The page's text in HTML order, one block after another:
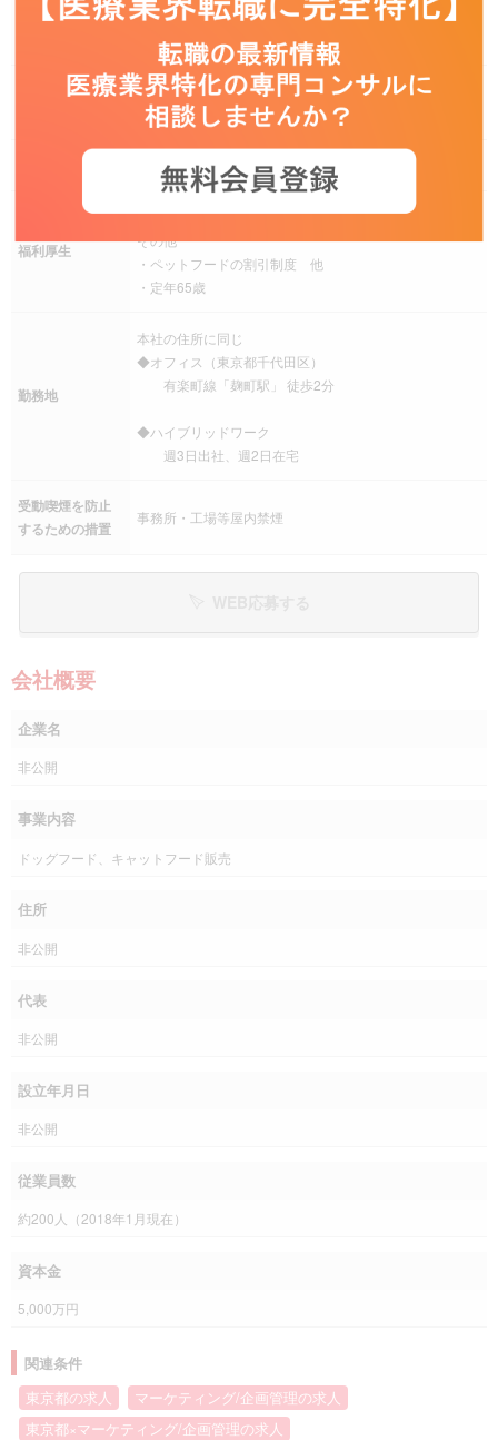
休日休暇
始、有給休暇、産前産後休暇、介護休暇、年間休日120日
以上
交通費（通勤手当）、退職金制度
その他 残業手当支給：対象外（管理監督者採用）
健康保険、厚生年金保険、雇用保険、労災保険
福利厚生
福利厚生サービス加入
その他
・ペットフードの割引制度 他
・定年65歳
勤務地
本社の住所に同じ
◆オフィス（東京都千代田区）
有楽町線「麹町駅」 徒歩2分
◆ハイブリッドワーク
週3日出社、週2日在宅
受動喫煙を防止
するための措置
事務所・工場等屋内禁煙
会社概要
企業名
非公開
事業内容
ドッグフード、キャットフード販売
住所
非公開
代表
非公開
設立年月日
非公開
従業員数
約200人（2018年1月現在）
資本金
5,000万円
関連条件
東京都の求人
マーケティング/企画管理の求人
東京都×マーケティング/企画管理の求人